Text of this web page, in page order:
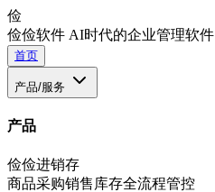
俭
俭俭软件 AI时代的企业管理软件
首页
产品/服务
产品
俭俭进销存
商品采购销售库存全流程管控